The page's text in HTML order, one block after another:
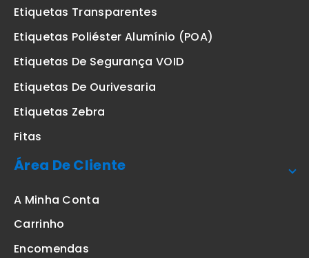
Etiquetas Transparentes
Etiquetas Poliéster Alumínio (POA)
Etiquetas De Segurança VOID
Etiquetas De Ourivesaria
Etiquetas Zebra
Fitas
Área De Cliente
A Minha Conta
Carrinho
Encomendas